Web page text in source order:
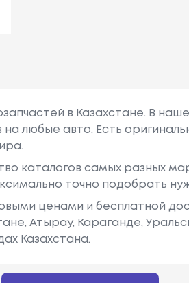
в Казахстане. В
любые авто. Есть
каталогов самых разных
точно подобрать
ценами и бесплатной
Атырау, Караганде,
Казахстана.